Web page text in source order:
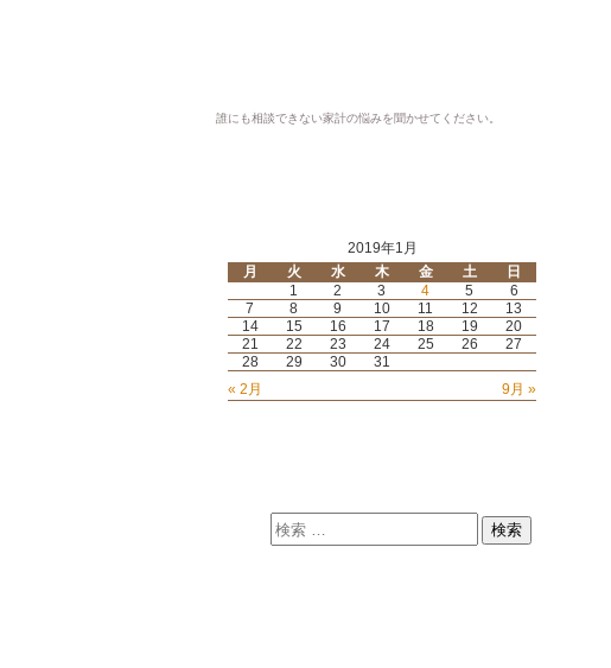
誰にも相談できない家計の悩みを聞かせてください。
2019年1月
月
火 水 木 金 土 日
« 2月 9月 »
1 2 3 4 5
6
7
8 9 10 11 12
13
14
15 16 17 18 19
20
21
22 23 24 25 26
27
28
29 30 31